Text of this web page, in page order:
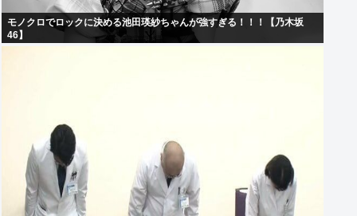
モノクロでロックに決める池田瑛紗ちゃんが強すぎる！！！【乃木坂
46】